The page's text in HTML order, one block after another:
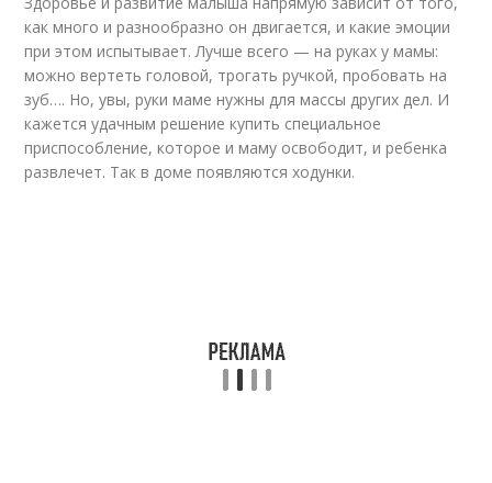
как много и разнообразно он двигается, и какие эмоции
при этом испытывает. Лучше всего — на руках у мамы:
можно вертеть головой, трогать ручкой, пробовать на
зуб…. Но, увы, руки маме нужны для массы других дел. И
кажется удачным решение купить специальное
приспособление, которое и маму освободит, и ребенка
развлечет. Так в доме появляются ходунки.